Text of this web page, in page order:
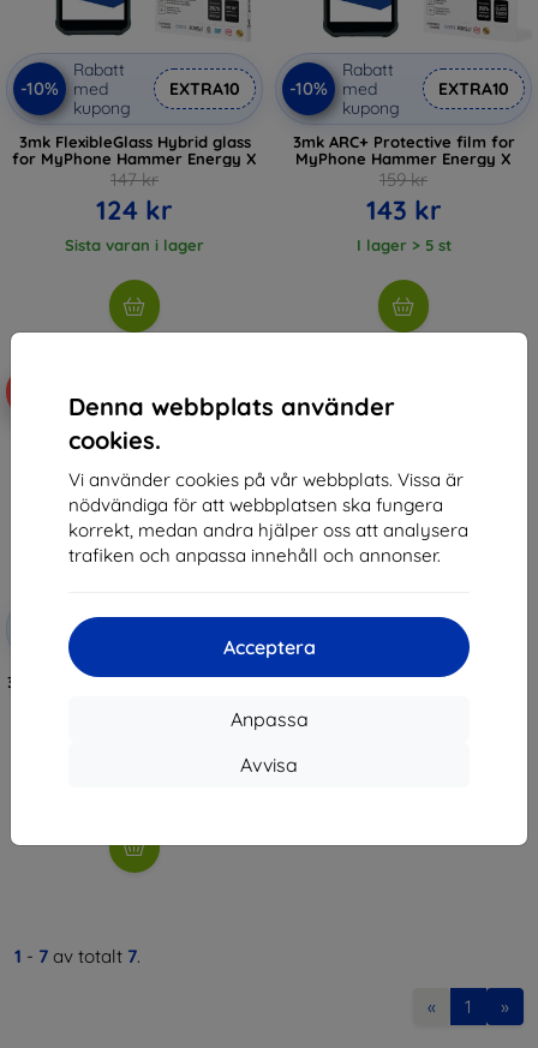
Denna webbplats använder
cookies.
Vi använder cookies på vår webbplats. Vissa är
nödvändiga för att webbplatsen ska fungera
korrekt, medan andra hjälper oss att analysera
trafiken och anpassa innehåll och annonser.
Acceptera
Anpassa
Avvisa
-10%
Rabatt
med
kupong
EXTRA10
3mk FlexibleGlass Hybrid glass
for MyPhone Hammer Energy X
147 kr
124 kr
Sista varan i lager
-10%
Rabatt
med
kupong
EXTRA10
3mk ARC+ Protective film for
MyPhone Hammer Energy X
159 kr
143 kr
I lager > 5 st
med
3mk Silky Matt Privacy Protective
1 - 7 av totalt 7.
« 1 »